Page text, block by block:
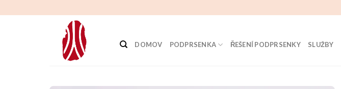
na
DOMOV PODPRSENKA ŘEŠENÍ PODPRSENKY SLUŽBY